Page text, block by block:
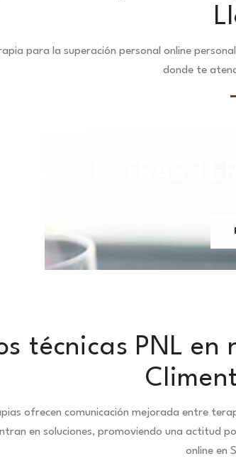
para la superación personal online
donde te
NUESTRAS
técnicas PNL
ofrecen comunicación mejorada entre
en soluciones, promoviendo una actitud
online en